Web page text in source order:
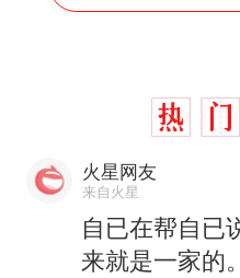
火星网友
来自火星
自已在帮自已
来就是一家的